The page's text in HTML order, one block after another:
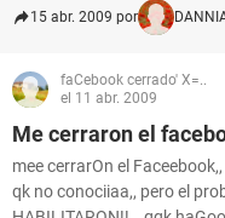
15 abr. 2009 por
faCebook cerrado' X=..
el 11 abr. 2009
Me cerraron el
mee cerrarOn el
qk no conociiaa,, pero el